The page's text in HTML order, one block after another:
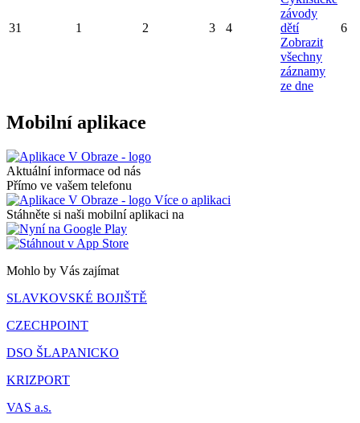
31 1 2 3 4
závody
dětí
Zobrazit
všechny
záznamy
ze dne
6
Mobilní aplikace
Aktuální informace od nás
Přímo ve vašem telefonu
Více o aplikaci
Stáhněte si naši mobilní aplikaci na
Mohlo by Vás zajímat
SLAVKOVSKÉ BOJIŠTĚ
CZECHPOINT
DSO ŠLAPANICKO
KRIZPORT
VAS a.s.